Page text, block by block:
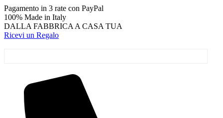
Vai
al
contenuto
Pagamento in 3 rate con PayPal
100% Made in Italy
DALLA FABBRICA A CASA TUA
Ricevi un Regalo